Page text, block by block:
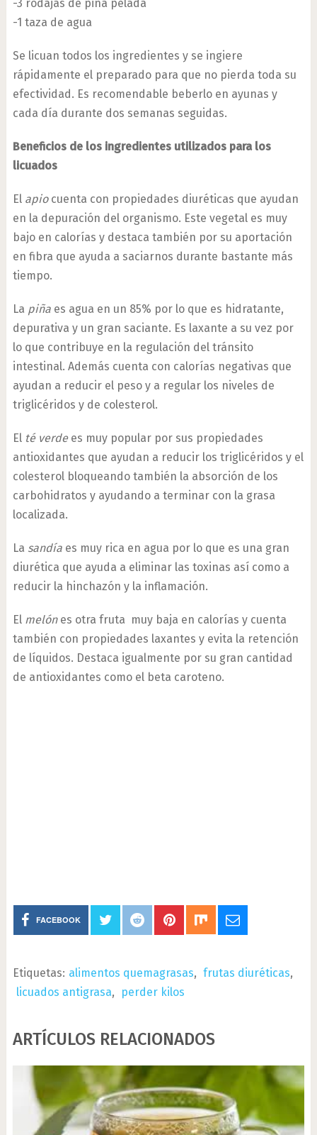
-3 rodajas de piña pelada
-1 taza de agua
Se licuan todos los ingredientes y se ingiere
rápidamente el preparado para que no pierda toda su
efectividad. Es recomendable beberlo en ayunas y
cada día durante dos semanas seguidas.
Beneficios de los ingredientes utilizados para los
licuados
El apiocuenta con propiedades diuréticas que ayudan
en la depuración del organismo. Este vegetal es muy
bajo en calorías y destaca también por su aportación
en fibra que ayuda a saciarnos durante bastante más
tiempo.
La piñaes agua en un 85% por lo que es hidratante,
depurativa y un gran saciante. Es laxante a su vez por
lo que contribuye en la regulación del tránsito
intestinal. Además cuenta con calorías negativas que
ayudan a reducir el peso y a regular los niveles de
triglicéridos y de colesterol.
El té verdees muy popular por sus propiedades
antioxidantes que ayudan a reducir los triglicéridos y el
colesterol bloqueando también la absorción de los
carbohidratos y ayudando a terminar con la grasa
localizada.
La sandíaes muy rica en agua por lo que es una gran
diurética que ayuda a eliminar las toxinas así como a
reducir la hinchazón y la inflamación.
El melónes otra fruta muy baja en calorías y cuenta
también con propiedades laxantes y evita la retención
de líquidos. Destaca igualmente por su gran cantidad
de antioxidantes como el beta caroteno.
FACEBOOK
Etiquetas: alimentos quemagrasas, frutas diuréticas,
licuados antigrasa, perder kilos
ARTÍCULOS RELACIONADOS